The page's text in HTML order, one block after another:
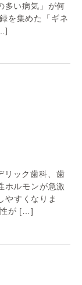
多い病気」が何
を集めた「ギネ
リック歯科、歯
ルモンが急激
やすくなりま
性が […]